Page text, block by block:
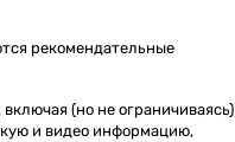
рекомендательные
(но не ограничиваясь)
и видео информацию,